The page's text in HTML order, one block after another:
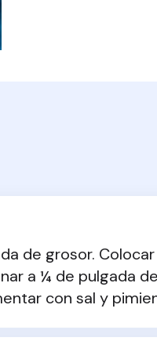
de grosor.
a ¼ de pulgada
con sal y